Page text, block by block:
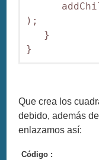
);
}
Que crea los
debido, además
enlazamos así:
Código :